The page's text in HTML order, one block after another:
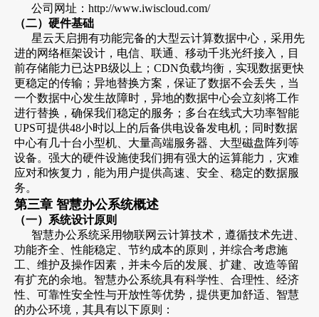
公司网址：http://www.iwiscloud.com/
（二）硬件基础
星云天启拥有功能完备的大型云计算数据中心，采用先
进的网络框架设计，电信、联通、移动千兆光纤接入，目
前存储能力已达PB级以上；CDN负载均衡，实现数据更快
更稳定的传输；异地替换方案，保证了数据不会丢失，当
一个数据中心发生故障时，异地的数据中心会立刻将工作
进行替换，确保我们稳定的服务；多台在线式大功率智能
UPS可提供48小时以上的后备供电设备发电机；同时数据
中心有几十台小型机、大量高端服务器、大型磁盘阵列等
设备。强大的硬件设施使我们拥有强大的运算能力，灾难
应对和恢复力，能为用户提供高速、安全、稳定的数据服
务。
第三章 智慧办公系统概述
（一）系统设计原则
智慧办公系统采用物联网云计算技术，遵循技术先进、
功能齐全、性能稳定、节约成本的原则，并综合考虑施
工、维护及操作因素，并未今后的发展、扩建、改造等留
有扩充的余地。智慧办公系统具有科学性、合理性、经济
性、可靠性安全性与开放性等优势，提供更加舒适、智慧
的办公环境，其具有以下原则：